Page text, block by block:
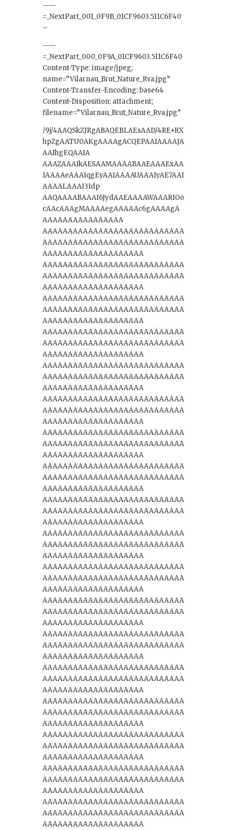
——
=_NextPart_001_0F9B_01CF9603.511C6F40
–
——
=_NextPart_000_0F9A_01CF9603.511C6F40
Content-Type: image/jpeg;
name=”Vilarnau_Brut_Nature_Rva.jpg”
Content-Transfer-Encoding: base64
Content-Disposition: attachment;
filename=”Vilarnau_Brut_Nature_Rva.jpg”
/9j/4AAQSkZJRgABAQEBLAEsAAD/4RE+RX
hpZgAATU0AKgAAAAgACQEPAAIAAAAJA
AAIhgEQAAIA
AAAZAAAIkAESAAMAAAABAAEAAAExAA
IAAAAeAAAIqgEyAAIAAAAUAAAIyAE7AAI
AAAALAAAI3Idp
AAQAAAABAAAI6JydAAEAAAAWAAARIOo
cAAcAAAgMAAAAegAAAAAc6gAAAAgA
AAAAAAAAAAAAAAAA
AAAAAAAAAAAAAAAAAAAAAAAAAAAA
AAAAAAAAAAAAAAAAAAAAAAAAAAAA
AAAAAAAAAAAAAAAAAAAA
AAAAAAAAAAAAAAAAAAAAAAAAAAAA
AAAAAAAAAAAAAAAAAAAAAAAAAAAA
AAAAAAAAAAAAAAAAAAAA
AAAAAAAAAAAAAAAAAAAAAAAAAAAA
AAAAAAAAAAAAAAAAAAAAAAAAAAAA
AAAAAAAAAAAAAAAAAAAA
AAAAAAAAAAAAAAAAAAAAAAAAAAAA
AAAAAAAAAAAAAAAAAAAAAAAAAAAA
AAAAAAAAAAAAAAAAAAAA
AAAAAAAAAAAAAAAAAAAAAAAAAAAA
AAAAAAAAAAAAAAAAAAAAAAAAAAAA
AAAAAAAAAAAAAAAAAAAA
AAAAAAAAAAAAAAAAAAAAAAAAAAAA
AAAAAAAAAAAAAAAAAAAAAAAAAAAA
AAAAAAAAAAAAAAAAAAAA
AAAAAAAAAAAAAAAAAAAAAAAAAAAA
AAAAAAAAAAAAAAAAAAAAAAAAAAAA
AAAAAAAAAAAAAAAAAAAA
AAAAAAAAAAAAAAAAAAAAAAAAAAAA
AAAAAAAAAAAAAAAAAAAAAAAAAAAA
AAAAAAAAAAAAAAAAAAAA
AAAAAAAAAAAAAAAAAAAAAAAAAAAA
AAAAAAAAAAAAAAAAAAAAAAAAAAAA
AAAAAAAAAAAAAAAAAAAA
AAAAAAAAAAAAAAAAAAAAAAAAAAAA
AAAAAAAAAAAAAAAAAAAAAAAAAAAA
AAAAAAAAAAAAAAAAAAAA
AAAAAAAAAAAAAAAAAAAAAAAAAAAA
AAAAAAAAAAAAAAAAAAAAAAAAAAAA
AAAAAAAAAAAAAAAAAAAA
AAAAAAAAAAAAAAAAAAAAAAAAAAAA
AAAAAAAAAAAAAAAAAAAAAAAAAAAA
AAAAAAAAAAAAAAAAAAAA
AAAAAAAAAAAAAAAAAAAAAAAAAAAA
AAAAAAAAAAAAAAAAAAAAAAAAAAAA
AAAAAAAAAAAAAAAAAAAA
AAAAAAAAAAAAAAAAAAAAAAAAAAAA
AAAAAAAAAAAAAAAAAAAAAAAAAAAA
AAAAAAAAAAAAAAAAAAAA
AAAAAAAAAAAAAAAAAAAAAAAAAAAA
AAAAAAAAAAAAAAAAAAAAAAAAAAAA
AAAAAAAAAAAAAAAAAAAA
AAAAAAAAAAAAAAAAAAAAAAAAAAAA
AAAAAAAAAAAAAAAAAAAAAAAAAAAA
AAAAAAAAAAAAAAAAAAAA
AAAAAAAAAAAAAAAAAAAAAAAAAAAA
AAAAAAAAAAAAAAAAAAAAAAAAAAAA
AAAAAAAAAAAAAAAAAAAA
AAAAAAAAAAAAAAAAAAAAAAAAAAAA
AAAAAAAAAAAAAAAAAAAAAAAAAAAA
AAAAAAAAAAAAAAAAAAAA